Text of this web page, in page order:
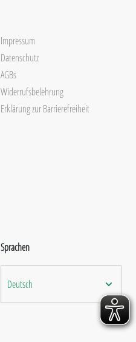
Impressum
Datenschutz
AGBs
Widerrufsbelehrung
Erklärung zur Barrierefreiheit
Sprachen
Deutsch